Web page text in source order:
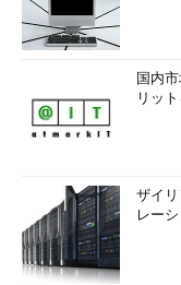
国内
リッ
ザイ
レー